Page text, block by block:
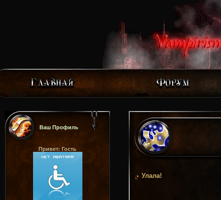
Ваш Профиль
Привет: Гость
Улала!